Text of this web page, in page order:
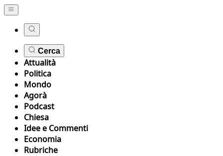
Cerca
Attualità
Politica
Mondo
Agorà
Podcast
Chiesa
Idee e Commenti
Economia
Rubriche